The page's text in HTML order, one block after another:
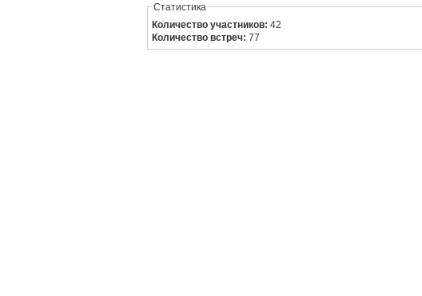
Статистика
Количество участников:42
Количество встреч:77